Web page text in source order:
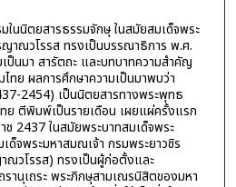
นนิตยสารธรรมจักษุ ในสมัยสมเด็จพระ
าณวโรรส ทรงเป็นบรรณาธิการ พ.ศ.
ป็นมา สารัตถะ และบทบาทความสำคัญ
ทย ผลการศึกษาความเป็นมาพบว่า
2454) เป็นนิตยสารทางพระพุทธ
ย ตีพิมพ์เป็นรายเดือน เผยแผ่ครั้งแรก
2437 ในสมัยพระบาทสมเด็จพระ
ด็จพระมหาสมณเจ้า กรมพระยาวชิร
วโรรส) ทรงเป็นผู้ก่อตั้งและ
านุเถระ พระภิกษุสามเณรนิสิตของมหา